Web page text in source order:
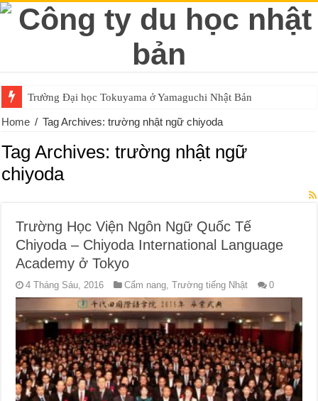
Trường Đại học Tokuyama ở Yamaguchi Nhật Bản
Home / Tag Archives: trường nhật ngữ chiyoda
Tag Archives:trường nhật ngữ
chiyoda
Trường Học Viện Ngôn Ngữ Quốc Tế
Chiyoda – Chiyoda International Language
Academy ở Tokyo
4 Tháng Sáu, 2016 Cẩm nang,Trường tiếng Nhật 0